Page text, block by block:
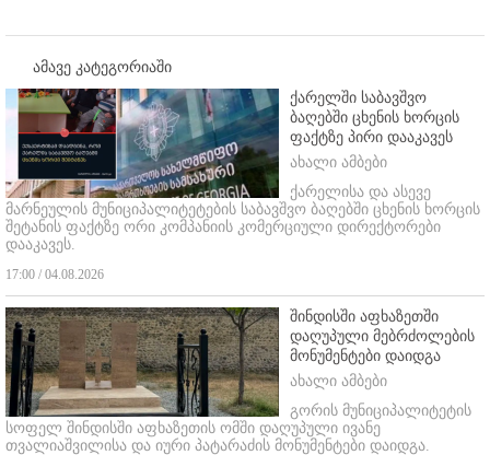
ამავე კატეგორიაში
ქარელში საბავშვო
ბაღებში ცხენის ხორცის
ფაქტზე პირი დააკავეს
ახალი ამბები
ქარელისა და ასევე
მარნეულის მუნიციპალიტეტების საბავშვო ბაღებში ცხენის ხორცის
შეტანის ფაქტზე ორი კომპანიის კომერციული დირექტორები
დააკავეს.
17:00 / 04.08.2026
შინდისში აფხაზეთში
დაღუპული მებრძოლების
მონუმენტები დაიდგა
ახალი ამბები
გორის მუნიციპალიტეტის
სოფელ შინდისში აფხაზეთის ომში დაღუპული ივანე
თვალიაშვილისა და იური პატარაძის მონუმენტები დაიდგა.